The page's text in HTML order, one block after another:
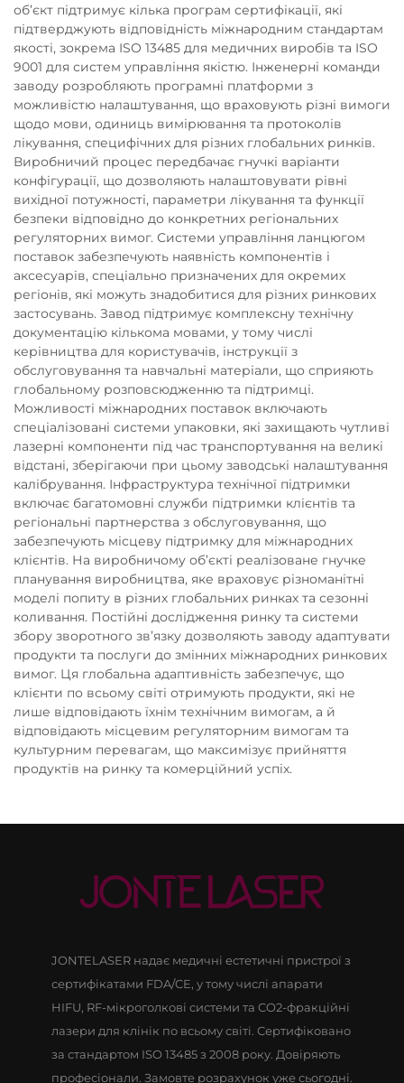
об’єкт підтримує кілька програм сертифікації, які
підтверджують відповідність міжнародним стандартам
якості, зокрема ISO 13485 для медичних виробів та ISO
9001 для систем управління якістю. Інженерні команди
заводу розробляють програмні платформи з
можливістю налаштування, що враховують різні вимоги
щодо мови, одиниць вимірювання та протоколів
лікування, специфічних для різних глобальних ринків.
Виробничий процес передбачає гнучкі варіанти
конфігурації, що дозволяють налаштовувати рівні
вихідної потужності, параметри лікування та функції
безпеки відповідно до конкретних регіональних
регуляторних вимог. Системи управління ланцюгом
поставок забезпечують наявність компонентів і
аксесуарів, спеціально призначених для окремих
регіонів, які можуть знадобитися для різних ринкових
застосувань. Завод підтримує комплексну технічну
документацію кількома мовами, у тому числі
керівництва для користувачів, інструкції з
обслуговування та навчальні матеріали, що сприяють
глобальному розповсюдженню та підтримці.
Можливості міжнародних поставок включають
спеціалізовані системи упаковки, які захищають чутливі
лазерні компоненти під час транспортування на великі
відстані, зберігаючи при цьому заводські налаштування
калібрування. Інфраструктура технічної підтримки
включає багатомовні служби підтримки клієнтів та
регіональні партнерства з обслуговування, що
забезпечують місцеву підтримку для міжнародних
клієнтів. На виробничому об’єкті реалізоване гнучке
планування виробництва, яке враховує різноманітні
моделі попиту в різних глобальних ринках та сезонні
коливання. Постійні дослідження ринку та системи
збору зворотного зв’язку дозволяють заводу адаптувати
продукти та послуги до змінних міжнародних ринкових
вимог. Ця глобальна адаптивність забезпечує, що
клієнти по всьому світі отримують продукти, які не
лише відповідають їхнім технічним вимогам, а й
відповідають місцевим регуляторним вимогам та
культурним перевагам, що максимізує прийняття
продуктів на ринку та комерційний успіх.
JONTELASER надає медичні естетичні пристрої з
сертифікатами FDA/CE, у тому числі апарати
HIFU, RF-мікроголкові системи та CO2-фракційні
лазери для клінік по всьому світі. Сертифіковано
за стандартом ISO 13485 з 2008 року. Довіряють
професіонали. Замовте розрахунок уже сьогодні.